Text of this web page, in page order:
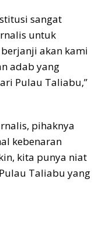
sangat
untuk
akan kami
adab yang
Pulau Taliabu,”
pihaknya
kebenaran
kita punya niat
Taliabu yang